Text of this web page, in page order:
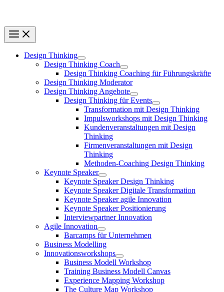
Design Thinking
Design Thinking Coach
Design Thinking Coaching für Führungskräfte
Design Thinking Moderator
Design Thinking Angebote
Design Thinking für Events
Transformation mit Design Thinking
Impulsworkshops mit Design Thinking
Kundenveranstaltungen mit Design
Thinking
Firmenveranstaltungen mit Design
Thinking
Methoden-Coaching Design Thinking
Keynote Speaker
Keynote Speaker Design Thinking
Keynote Speaker Digitale Transformation
Keynote Speaker agile Innovation
Keynote Speaker Positionierung
Interviewpartner Innovation
Agile Innovation
Barcamps für Unternehmen
Business Modelling
Innovationsworkshops
Business Modell Workshop
Training Business Modell Canvas
Experience Mapping Workshop
The Culture Map Workshop